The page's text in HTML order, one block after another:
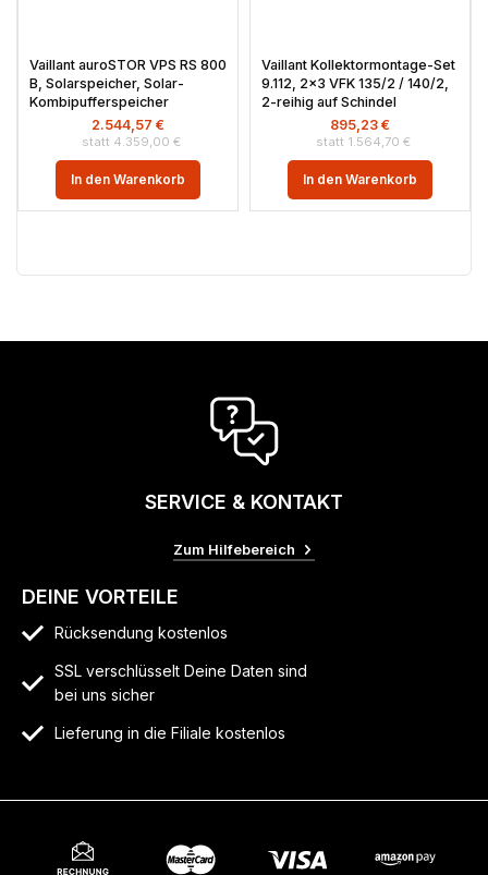
Vaillant auroSTOR VPS RS 800
B, Solarspeicher, Solar-
Kombipufferspeicher
4.359,00 €
2.544,57 €
In den Warenkorb
Vaillant Kollektormontage-Set
9.112, 2×3 VFK 135/2 / 140/2,
2-reihig auf Schindel
1.564,70 €
895,23 €
In den Warenkorb
SERVICE & KONTAKT
Zum Hilfebereich
DEINE VORTEILE
Rücksendung kostenlos
SSL verschlüsselt Deine Daten sind
bei uns sicher
Lieferung in die Filiale kostenlos